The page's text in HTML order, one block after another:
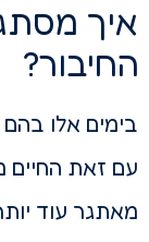
איך
החיבור?
בימים אלו
עם זאת החיים
מאתגר עוד